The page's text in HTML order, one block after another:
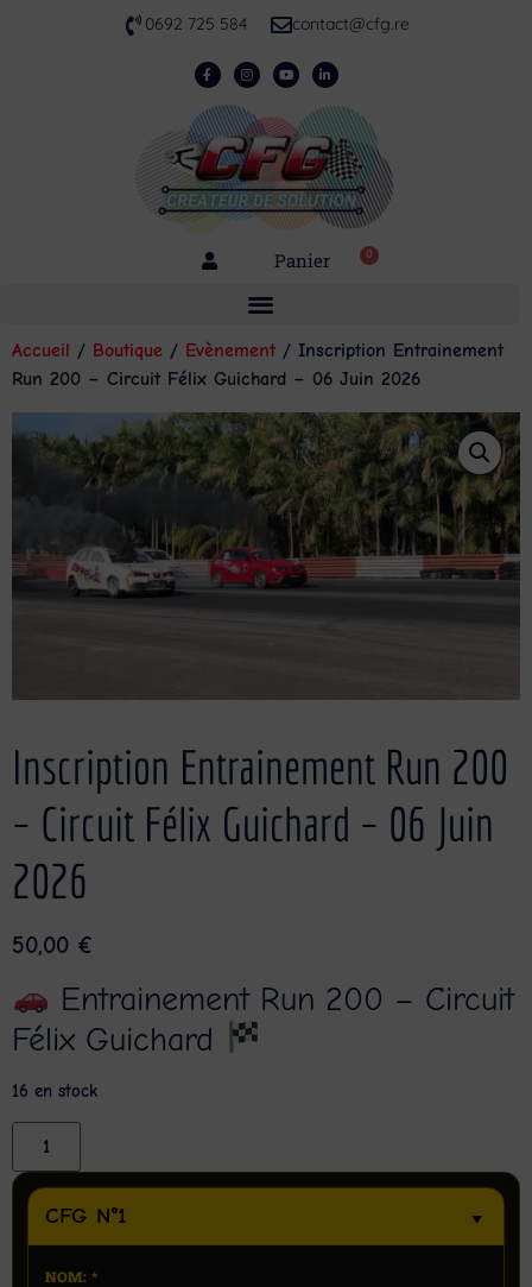
0692 725 584 contact@cfg.re
Panier 0
Accueil / Boutique / Evènement / Inscription Entrainement
Run 200 – Circuit Félix Guichard – 06 Juin 2026
Inscription Entrainement Run 200
– Circuit Félix Guichard – 06 Juin
2026
50,00 €
Entrainement Run 200 – Circuit
Félix Guichard
16 en stock
CFG N°1
NOM: *